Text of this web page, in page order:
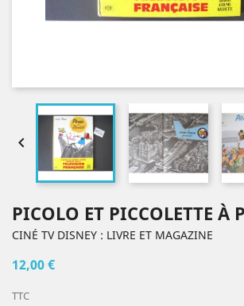

PICOLO ET PICCOLETTE À
CINÉ TV DISNEY : LIVRE ET MAGAZINE
12,00 €
TTC